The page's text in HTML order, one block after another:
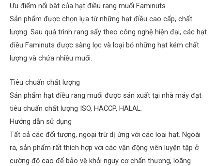
Ưu điểm nổi bật của hạt điều rang muối Faminuts
Sản phẩm được chọn lựa từ những hạt điều cao cấp, chất
lượng. Sau quá trình rang sấy theo công nghệ hiện đại, các hạt
điều Faminuts được sàng lọc và loại bỏ những hạt kém chất
lượng và chứa nhiều muối.
Tiêu chuẩn chất lượng
Sản phẩm hạt điều rang muối được sản xuất tại nhà máy đạt
tiêu chuẩn chất lượng ISO, HACCP, HALAL.
Hướng dẫn sử dụng
Tất cả các đối tượng, ngoại trừ dị ứng với các loại hạt. Ngoài
ra, sản phẩm rất thích hợp với các vận động viên luyện tập ở
cường độ cao để bảo vệ khỏi nguy cơ chấn thương, loãng